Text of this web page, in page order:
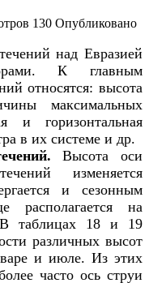
130 Опубликовано
над Евразией
К главным
относятся: высота
максимальных
и горизонтальная
в их системе и др.
Высота оси
изменяется
и сезонным
располагается на
таблицах 18 и 19
различных высот
и июле. Из этих
часто ось струи